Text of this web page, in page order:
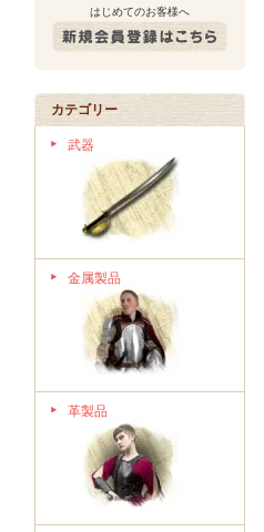
はじめてのお客様へ
カテゴリー
武器
金属製品
革製品